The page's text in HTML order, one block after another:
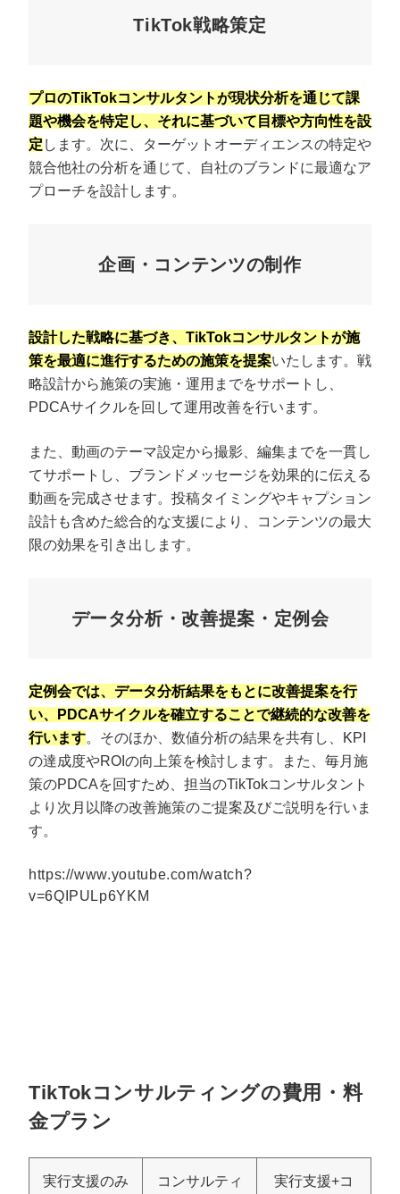
TikTok戦略策定
プロのTikTokコンサルタントが現状分析を通じて課
題や機会を特定し、それに基づいて目標や方向性を設
定 します。次に、ターゲットオーディエンスの特定や
競合他社の分析を通じて、自社のブランドに最適なア
プローチを設計します。
企画・コンテンツの制作
設計した戦略に基づき、TikTokコンサルタントが施
策を最適に進行するための施策を提案いたします。戦
略設計から施策の実施・運用までをサポートし、
PDCAサイクルを回して運用改善を行います。
また、動画のテーマ設定から撮影、編集までを一貫し
てサポートし、ブランドメッセージを効果的に伝える
動画を完成させます。投稿タイミングやキャプション
設計も含めた総合的な支援により、コンテンツの最大
限の効果を引き出します。
データ分析・改善提案・定例会
定例会では、データ分析結果をもとに改善提案を行
い、PDCAサイクルを確立することで継続的な改善を
行います。そのほか、数値分析の結果を共有し、KPI
の達成度やROIの向上策を検討します。また、毎月施
策のPDCAを回すため、担当のTikTokコンサルタント
より次月以降の改善施策のご提案及びご説明を行いま
す。
https://www.youtube.com/watch?
v=6QIPULp6YKM
TikTokコンサルティングの費用・料
金プラン
実行支援のみ
コンサルティ
実行支援+コ